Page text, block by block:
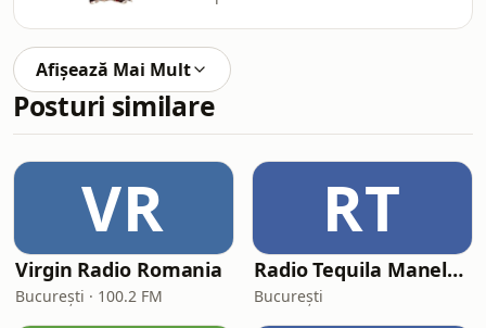
Afișează Mai Mult
Posturi similare
VR
Virgin Radio Romania
București · 100.2 FM
RT
Radio Tequila Manele Romania
București